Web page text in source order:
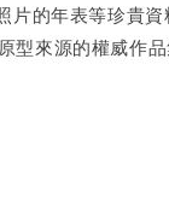
片的年表等珍貴
型來源的權威作品